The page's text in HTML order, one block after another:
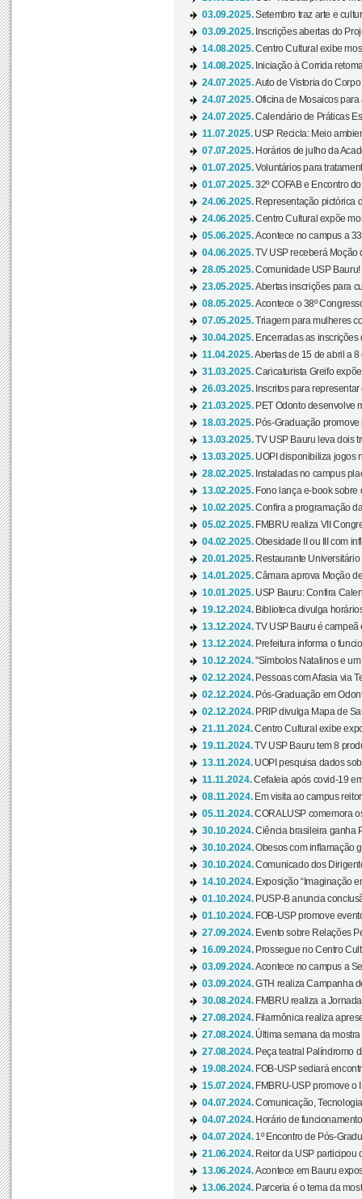
03.09.2025.Setembro traz arte e
03.09.2025. Inscrições abertas do
14.08.2025.Centro Cultural exibe
14.08.2025. Iniciação à Corrida
24.07.2025.Auto de Vistoria do
24.07.2025.Oficina de Mosaicos
24.07.2025.Calendário de Práticas
11.07.2025. USP Recicla: Meio
07.07.2025. Horários de julho da
01.07.2025.Voluntários para
01.07.2025.32º COFAB e Encontro
24.06.2025. Representação pictórica
24.06.2025.Centro Cultural expõe
05.06.2025.Acontece no campus a
04.06.2025.TV USP receberá Moção
28.05.2025.Comunidade USP Bauru!
23.05.2025.Abertas inscrições para
08.05.2025.Acontece o 38º
07.05.2025.Triagem para mulheres
30.04.2025. Encerradas as inscrições
11.04.2025.Abertas de 15 de abril a
31.03.2025.Caricaturista Greifo
26.03.2025. Inscritos para
21.03.2025. PET Odonto desenvolve
18.03.2025. Pós-Graduação
13.03.2025.TV USP Bauru leva dois
13.03.2025. UOPI disponibiliza jogos
28.02.2025. Instaladas no campus
13.02.2025. Fono lança e-book sobre
10.02.2025.Confira a programação
05.02.2025. FMBRU realiza VII
04.02.2025.Obesidade II ou III com
20.01.2025. Restaurante
14.01.2025.Câmara aprova Moção
10.01.2025. USP Bauru: Confira
19.12.2024. Biblioteca divulga
13.12.2024.TV USP Bauru é campeã
13.12.2024. Prefeitura informa o
10.12.2024."Símbolos Natalinos e
02.12.2024. Pessoas com Afasia via
02.12.2024. Pós-Graduação em
02.12.2024. PRIP divulga Mapa de
21.11.2024.Centro Cultural exibe
19.11.2024.TV USP Bauru tem 8
13.11.2024. UOPI pesquisa dados
11.11.2024.Cefaleia após covid-19
08.11.2024. Em visita ao campus
05.11.2024.CORALUSP comemora
30.10.2024.Ciência brasileira ganha
30.10.2024.Obesos com inflamação
30.10.2024.Comunicado dos
14.10.2024. Exposição “Imaginação
01.10.2024. PUSP-B anuncia
01.10.2024. FOB-USP promove
27.09.2024. Evento sobre Relações
16.09.2024. Prossegue no Centro
03.09.2024.Acontece no campus a
03.09.2024.GTH realiza Campanha
30.08.2024. FMBRU realiza a
27.08.2024. Filarmônica realiza
27.08.2024. Última semana da
27.08.2024. Peça teatral Palíndromo
19.08.2024. FOB-USP sediará
15.07.2024. FMBRU-USP promove o
04.07.2024.Comunicação,
04.07.2024. Horário de
04.07.2024. 1º Encontro de Pós-
21.06.2024. Reitor da USP participou
13.06.2024.Acontece em Bauru
13.06.2024. Parceria é o tema da